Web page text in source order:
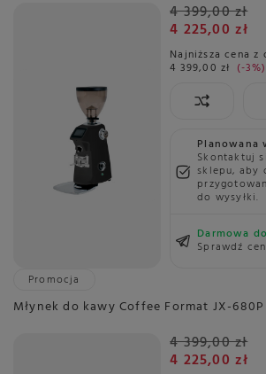
4 399,00 zł
4 225,00 zł
Najniższa cena
4 399,00 zł -3%
Planowana
Skontaktuj
sklepu, aby
do wysyłki.
Darmowa
Sprawdź
Promocja
Młynek do kawy Coffee Format JX-
4 399,00 zł
4 225,00 zł